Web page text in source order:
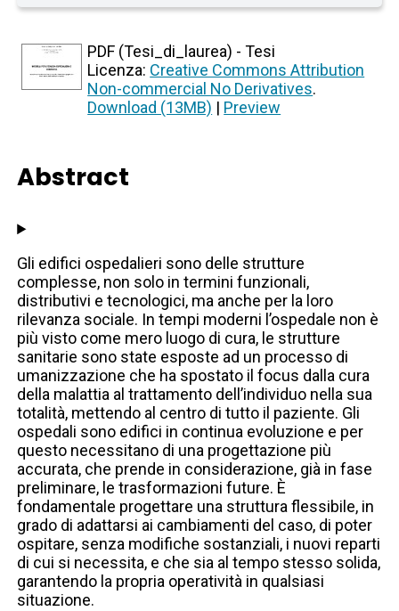
PDF (Tesi_di_laurea) - Tesi
Licenza: Creative Commons Attribution
Non-commercial No Derivatives.
Download (13MB) | Preview
Abstract
Gli edifici ospedalieri sono delle strutture
complesse, non solo in termini funzionali,
distributivi e tecnologici, ma anche per la loro
rilevanza sociale. In tempi moderni l’ospedale non è
più visto come mero luogo di cura, le strutture
sanitarie sono state esposte ad un processo di
umanizzazione che ha spostato il focus dalla cura
della malattia al trattamento dell’individuo nella sua
totalità, mettendo al centro di tutto il paziente. Gli
ospedali sono edifici in continua evoluzione e per
questo necessitano di una progettazione più
accurata, che prende in considerazione, già in fase
preliminare, le trasformazioni future. È
fondamentale progettare una struttura flessibile, in
grado di adattarsi ai cambiamenti del caso, di poter
ospitare, senza modifiche sostanziali, i nuovi reparti
di cui si necessita, e che sia al tempo stesso solida,
garantendo la propria operatività in qualsiasi
situazione.